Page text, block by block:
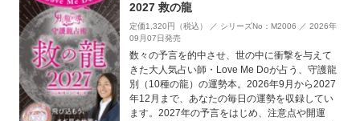
2027 救の龍
定価1,320円（税込） ／ シリーズNo：M2006 ／ 2026年
09月07日発売
数々の予言を的中させ、世の中に衝撃を与えて
きた大人気占い師・Love Me Doが占う、守護龍
別（10種の龍）の運勢本。2026年9月から2027
年12月まで、あなたの毎日の運勢を収録してい
ます。2027年の予言をはじめ、注意点や開運